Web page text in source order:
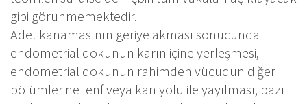
gibi görünmemektedir.
Adet kanamasının geriye akması sonucunda
endometrial dokunun karın içine yerleşmesi,
endometrial dokunun rahimden vücudun diğer
bölümlerine lenf veya kan yolu ile yayılması, bazı